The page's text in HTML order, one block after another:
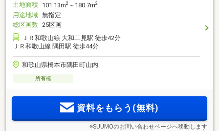
土地面積 101.13m2 ～180.7m2
用途地域 無指定
総区画数 25区画
ＪＲ和歌山線 大和二見駅 徒歩42分
ＪＲ和歌山線 隅田駅 徒歩44分
和歌山県橋本市隅田町山内
所有権
資料をもらう(無料)
※SUUMOのお問い合わせページへ移動します